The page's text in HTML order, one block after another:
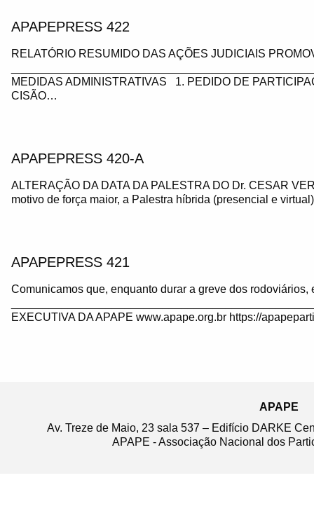
APAPEPRESS 422
RELATÓRIO RESUMIDO DAS AÇÕES JUDICIAIS
MEDIDAS ADMINISTRATIVAS 1. PEDIDO DE
CISÃO…
APAPEPRESS 420-A
ALTERAÇÃO DA DATA DA PALESTRA DO Dr. CESAR
motivo de força maior, a Palestra híbrida (presencial e
APAPEPRESS 421
Comunicamos que, enquanto durar a greve dos
EXECUTIVA DA APAPE www.apape.org.br https://
APAPE
Av. Treze de Maio, 23 sala 537 – Edifício DARKE
APAPE - Associação Nacional dos